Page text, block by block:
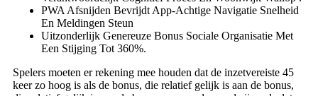
PWA Afsnijden Bevrijdt App-Achtige Navigatie Snelheid
En Meldingen Steun
Uitzonderlijk Genereuze Bonus Sociale Organisatie Met
Een Stijging Tot 360%.
Spelers moeten er rekening mee houden dat de inzetvereiste 45
keer zo hoog is als de bonus, die relatief gelijk is aan de bonus,